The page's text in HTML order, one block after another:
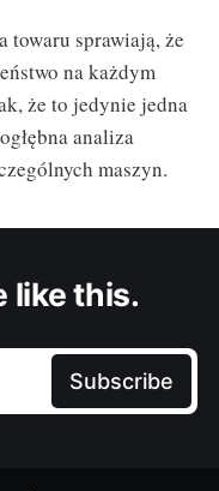
towaru sprawiają, że
na każdym
że to jedynie jedna
analiza
maszyn.
like this.
Subscribe